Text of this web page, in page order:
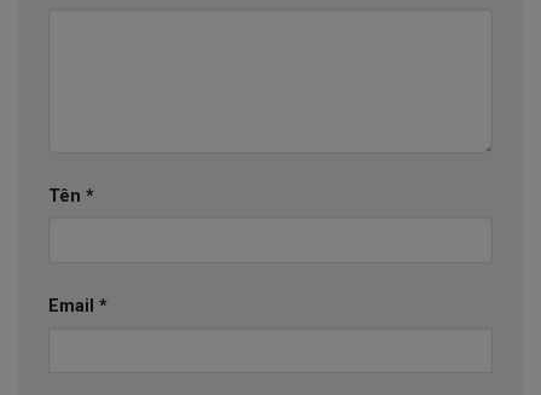
Tên *
Email *